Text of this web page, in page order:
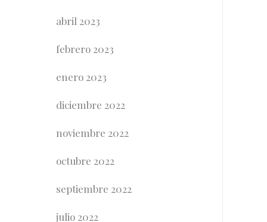
abril 2023
febrero 2023
enero 2023
diciembre 2022
noviembre 2022
octubre 2022
septiembre 2022
julio 2022